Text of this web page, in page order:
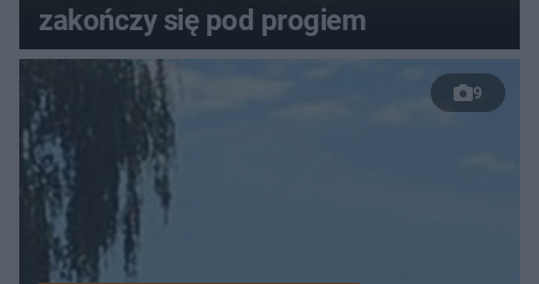
zakończy się pod progiem
9